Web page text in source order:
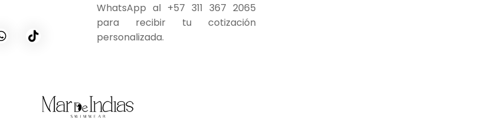
WhatsApp al +57 311 367 2065
para recibir tu cotización
personalizada.